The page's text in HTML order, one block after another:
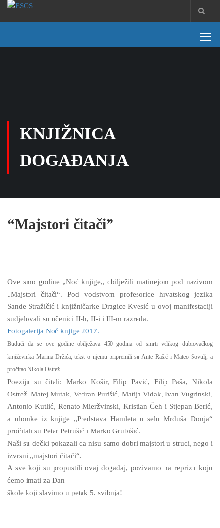
KNJIŽNICA
DOGAĐANJA
“Majstori čitači”
Ove smo godine „Noć knjige„ obilježili matinejom pod nazivom
„Majstori čitači“. Pod vodstvom profesorice hrvatskog jezika
Sande Stražičić i knjižničarke Dragice Kvesić u ovoj manifestaciji
sudjelovali su učenici II-h, II-i i III-m razreda.
Fotogalerija Noć knjige 2017.
Budući da se ove godine obilježava 450 godina od smrti velikog dubrovačkog
književnika Marina Držića, tekst o njemu pripremili su Ante Rašić i Mateo Sovulj, a
pročitao Nikola Ostrež.
Poeziju su čitali: Marko Košir, Filip Pavić, Filip Paša, Nikola
Ostrež, Matej Mutak, Vedran Purišić, Matija Vidak, Ivan Vugrinski,
Antonio Kutlić, Renato Mieržvinski, Kristian Čeh i Stjepan Berić,
a ulomke iz knjige „Predstava Hamleta u selu Mrduša Donja“
pročitali su Petar Petrušić i Marko Grubišić.
Naši su dečki pokazali da nisu samo dobri majstori u struci, nego i
izvrsni „majstori čitači“.
A sve koji su propustili ovaj događaj, pozivamo na reprizu koju
ćemo imati za Dan
škole koji slavimo u petak 5. svibnja!